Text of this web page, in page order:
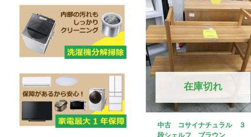
在庫切れ
中古 コサイナチュラル ３
段シェルフ ブラウン